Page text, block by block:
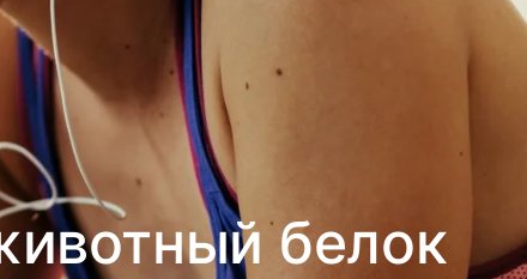
белок